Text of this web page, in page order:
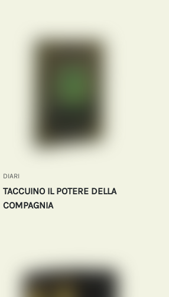
DIARI
TACCUINO IL POTERE DELLA
COMPAGNIA